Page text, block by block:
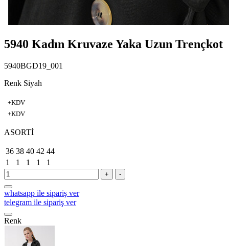
5940 Kadın Kruvaze Yaka Uzun Trençkot
5940BGD19_001
Renk Siyah
+KDV
+KDV
ASORTİ
36 38 40 42 44
1
1 1 1 1
+ -
whatsapp ile sipariş ver
telegram ile sipariş ver
Renk